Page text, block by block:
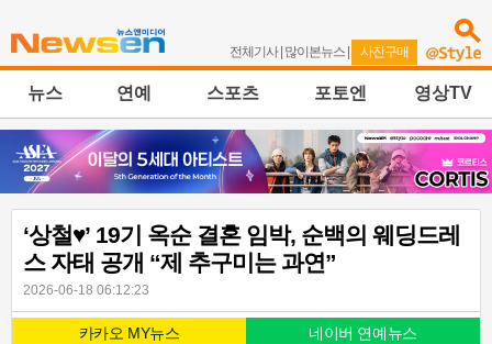
전체기사| 많이본뉴스 | 사진구매
뉴스 연예 스포츠 포토엔 영상TV
‘상철♥’ 19기 옥순 결혼 임박, 순백의 웨딩드레
스 자태 공개 “제 추구미는 과연”
2026-06-18 06:12:23
카카오 MY뉴스 네이버 연예뉴스